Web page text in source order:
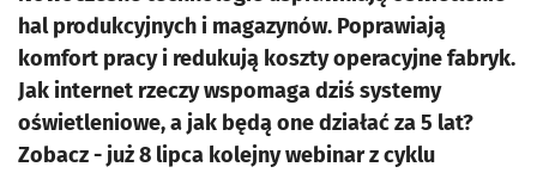
hal produkcyjnych i magazynów. Poprawiają
komfort pracy i redukują koszty operacyjne fabryk.
Jak internet rzeczy wspomaga dziś systemy
oświetleniowe, a jak będą one działać za 5 lat?
Zobacz - już 8 lipca kolejny webinar z cyklu